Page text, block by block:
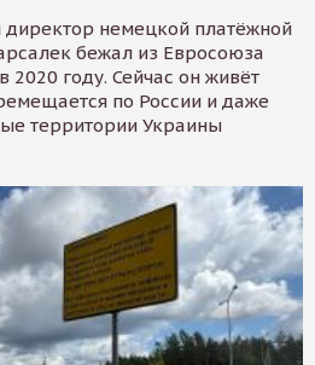
немецкой платёжной
бежал из Евросоюза
2020 году. Сейчас он живёт
по России и даже
территории Украины